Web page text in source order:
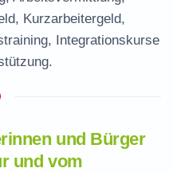
Kurzarbeitergeld,
Integrationskurse
und Bürger
und vom